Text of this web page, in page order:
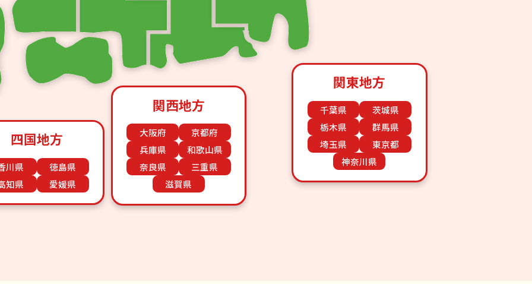
関東地方
千葉県
茨城県
栃木県
群馬県
埼玉県
東京都
神奈川県
関西地方
大阪府
京都府
兵庫県
和歌山県
奈良県
三重県
滋賀県
四国地方
川県
徳島県
知県
愛媛県